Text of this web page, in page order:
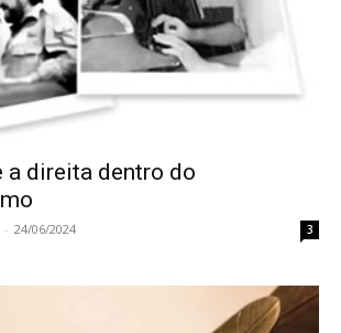
a direita dentro do
- 24/06/2024 3